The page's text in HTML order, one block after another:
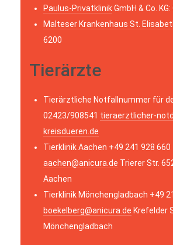
Paulus-PrivatklinikGmbH & Co.
Malteser Krankenhaus St.
6200
Tierärzte
Tierärztliche Notfallnummer für
02423/908541 tieraerztlicher-
kreisdueren.de
Tierklinik Aachen +49 241 928 660
aachen@anicura.de Trierer Str.
Aachen
Tierklinik Mönchengladbach +49
boekelberg@anicura.de Krefelder
Mönchengladbach